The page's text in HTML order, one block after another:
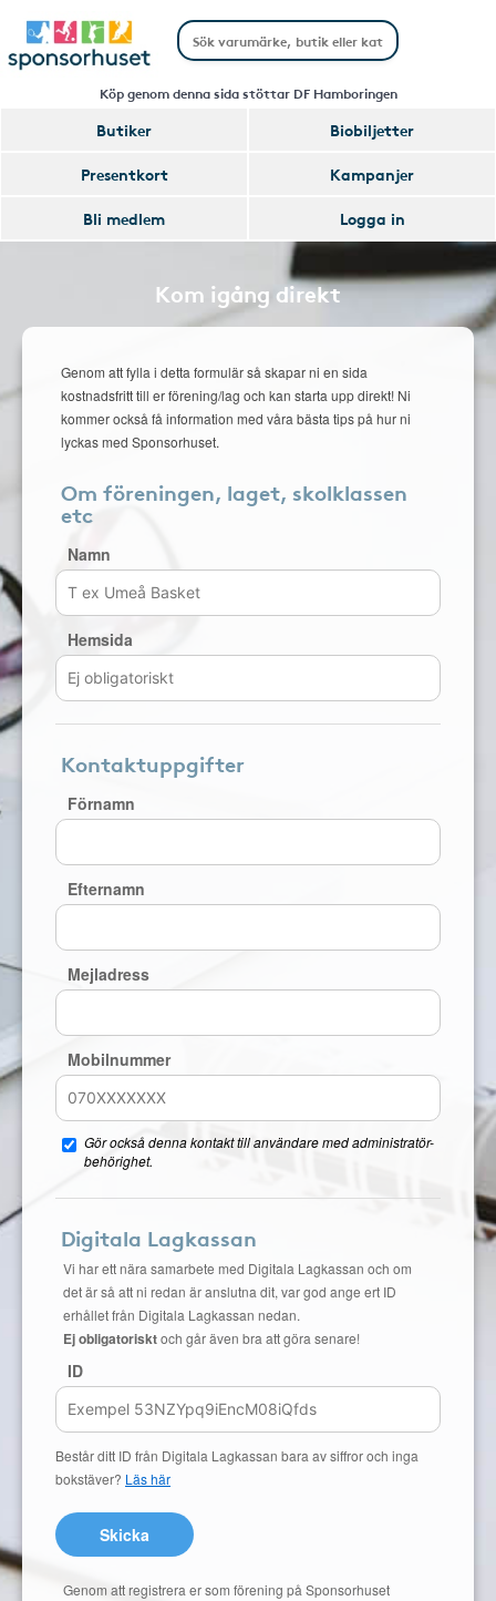
Köp genom denna sida stöttar DF Hamboringen
Butiker
Biobiljetter
Presentkort
Kampanjer
Bli medlem
Logga in
Kom igång direkt
Genom att fylla i detta formulär så skapar ni en sida
kostnadsfritt till er förening/lag och kan starta upp direkt! Ni
kommer också få information med våra bästa tips på hur ni
lyckas med Sponsorhuset.
Om föreningen, laget, skolklassen
etc
Namn
Hemsida
Kontaktuppgifter
Förnamn
Efternamn
Mejladress
Mobilnummer
Gör också denna kontakt till användare med administratör-
behörighet.
Digitala Lagkassan
Vi har ett nära samarbete med Digitala Lagkassan och om
det är så att ni redan är anslutna dit, var god ange ert ID
erhållet från Digitala Lagkassan nedan.
Ej obligatorisktoch går även bra att göra senare!
ID
Består ditt ID från Digitala Lagkassan bara av siffror och inga
bokstäver? Läs här
Skicka
Genom att registrera er som förening på Sponsorhuset